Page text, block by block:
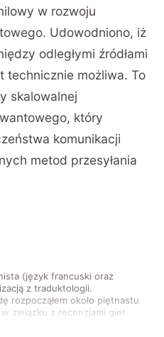
w rozwoju
Udowodniono, iż
odległymi źródłami
technicznie możliwa. To
skalowalnej
który
komunikacji
metod przesyłania
(język francuski oraz
z traduktologii.
rozpocząłem około piętnastu
związku z recenzjami gier
Obecnie publikuję